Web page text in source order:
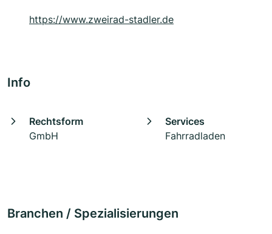
https://www.zweirad-stadler.de
Info
Rechtsform
GmbH
Services
Fahrradladen
Branchen / Spezialisierungen